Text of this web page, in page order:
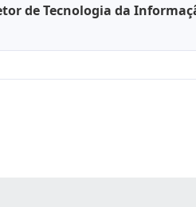
de Tecnologia da